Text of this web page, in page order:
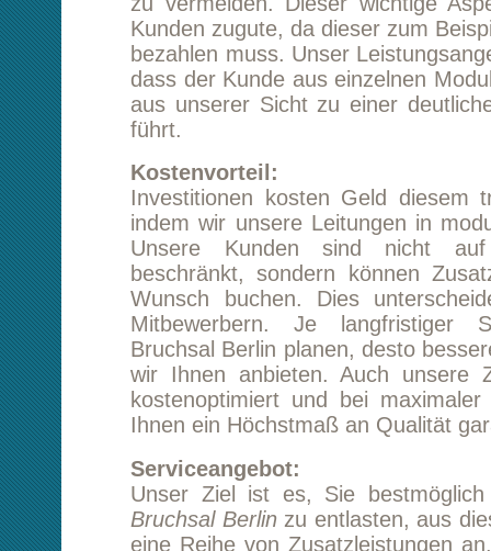
Kostenvorteil:
Investitionen kosten Geld diesem tragen wir
indem wir unsere Leitungen in modularer
Unsere Kunden sind nicht auf ein
beschränkt, sondern können
Wunsch buchen. Dies unterscheidet uns
Mitbewerbern. Je langfristiger Sie
Bruchsal Berlin planen, desto bessere
wir Ihnen anbieten. Auch unsere
kostenoptimiert und bei maximaler Effizienz
Ihnen ein Höchstmaß an Qualität garantieren.
Serviceangebot:
Unser Ziel ist es, Sie bestmöglich bei
Bruchsal Berlinzu entlasten, aus diesem
eine Reihe von Zusatzleistungen an. Die
unseres Hauses helfen Ihnen sehr gern bei
Transportabwicklung.
Transportversicherung:
Die Versicherung ihres Transportgutes
wichtiger Aspekt, unsere qualifizierten
auf langjährige Erfahrung zurückblicken
diesbezüglich wertvolle Hinweise geben. Wir
allerdings zusichern, dass die
unversehrte Warenzustellung absolute